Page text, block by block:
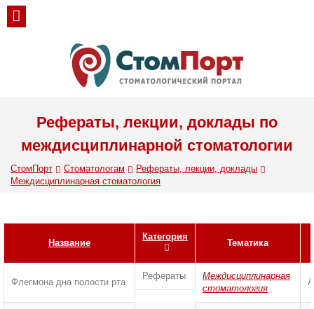
Рефераты, лекции, доклады по
междисциплинарной стоматологии
СтомПорт Стоматологам
Рефераты, лекции, доклады
Междисциплинарная стоматология
Название
Категория
Тематика
Флегмона дна полости рта
Рефераты
Междисциплинарная
стоматология